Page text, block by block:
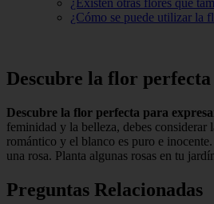
¿Cómo se puede utilizar la
Descubre la flor
Descubre la flor perfecta para
feminidad y la belleza, debes considerar
romántico y el blanco es puro e
una rosa. Planta algunas rosas en tu
Preguntas Relacionadas